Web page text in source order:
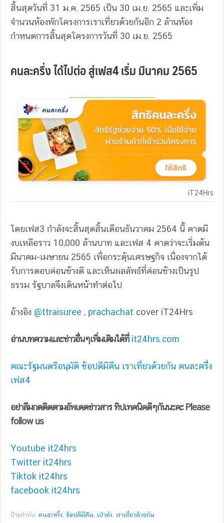
สิ้นสุดวันที่ 31 ม.ค. 2565 เป็น 30 เม.ย. 2565 และเพิ่ม
จำนวนห้องพักโครงการเราเที่ยวด้วยกันอีก 2 ล้านห้อง
กำหนดการสิ้นสุดโครงการวันที่ 30 เม.ย. 2565
คนละครึ่ง ได้ไปต่อ สู่เฟส4 เริ่ม มีนาคม 2565
iT24Hrs
โดยเฟส3 กำลังจะสิ้นสุดสิ้นเดือนธันวาคม 2564 นี้ คาดมี
งบเหลือราว 10,000 ล้านบาท และเฟส 4 คาดว่าจะเริ่มต้น
มีนาคม-เมษายน 2565 เพื่อกระตุ้นเศรษฐกิจ เนื่องจากได้
รับการตอบค่อนข้างดี และเห็นผลลัพธ์ที่ค่อนข้างเป็นรูป
ธรรม รัฐบาลจึงเดินหน้าทำต่อไป
อ้างอิง @ttraisuree , prachachat cover iT24Hrs
อ่านบทความและข่าวอื่นๆเพิ่มเติมได้ที่ it24hrs.com
คณะรัฐมนตรีอนุมัติ ช้อปดีมีคืน เราเที่ยวด้วยกัน คนละครึ่ง
เฟส4
อย่าลืมกดติดตามอัพเดตข่าวสาร ทิปเทคนิคดีๆกันนะคะ Please
follow us
Youtube it24hrs
Twitter it24hrs
Tiktok it24hrs
facebook it24hrs
ป้ายกำกับ: คนละครึ่ง, ช้อปดีมีคืน, เป๋าตัง, เราเที่ยวด้วยกัน